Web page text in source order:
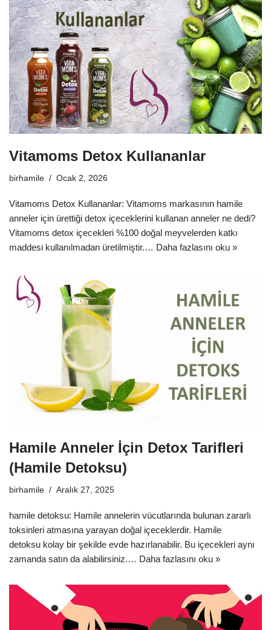
Vitamoms Detox Kullananlar
birhamile Ocak 2, 2026
Vitamoms Detox Kullananlar: Vitamoms markasının hamile
anneler için ürettiği detox içeceklerini kullanan anneler ne dedi?
Vitamoms detox içecekleri %100 doğal meyvelerden katkı
maddesi kullanılmadan üretilmiştir.… Daha fazlasını oku »
Hamile Anneler İçin Detox Tarifleri
(Hamile Detoksu)
birhamile Aralık 27, 2025
hamile detoksu: Hamile annelerin vücutlarında bulunan zararlı
toksinleri atmasına yarayan doğal içeceklerdir. Hamile
detoksu kolay bir şekilde evde hazırlanabilir. Bu içecekleri aynı
zamanda satın da alabilirsiniz.… Daha fazlasını oku »